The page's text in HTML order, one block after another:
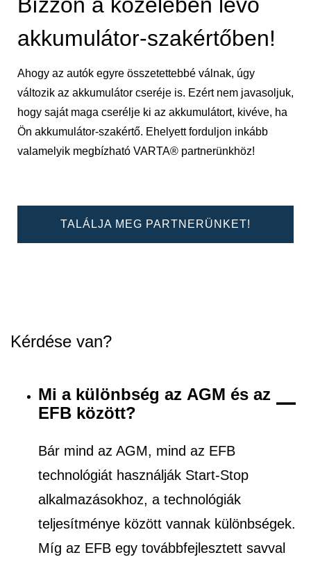
akkumulátor-szakértőben!
Ahogy az autók egyre összetettebbé válnak, úgy
változik az akkumulátor cseréje is. Ezért nem javasoljuk,
hogy saját maga cserélje ki az akkumulátort, kivéve, ha
Ön akkumulátor-szakértő. Ehelyett forduljon inkább
valamelyik megbízható VARTA® partnerünkhöz!
TALÁLJA MEG PARTNERÜNKET!
Kérdése van?
Mi a különbség az AGM és az
EFB között?
Bár mind az AGM, mind az EFB
technológiát használják Start-Stop
alkalmazásokhoz, a technológiák
teljesítménye között vannak különbségek.
Míg az EFB egy továbbfejlesztett savval